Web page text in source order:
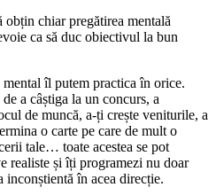
obțin chiar pregătirea mentală
ca să duc obiectivul la bun
mental îl putem practica în orice.
a câștiga la un concurs, a
de muncă, a-ți crește veniturile, a
o carte pe care de mult o
tale… toate acestea se pot
realiste și îți programezi nu doar
inconștientă în acea direcție.